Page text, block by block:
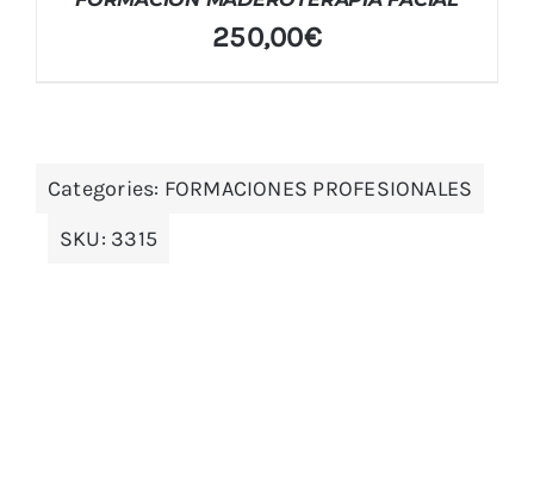
250,00€
Categories: FORMACIONES PROFESIONALES
SKU: 3315